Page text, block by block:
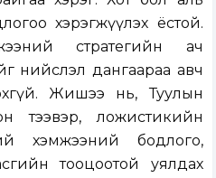
хэрэгжүүлэх ёстой.
стратегийн ач
нийслэл дангаараа авч
Жишээ нь, Туулын
тээвэр, ложистикийн
хэмжээний бодлого,
тооцоотой уялдах